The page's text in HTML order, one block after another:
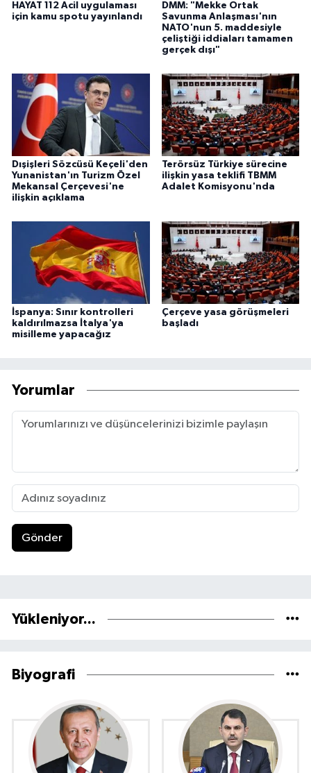
HAYAT 112 Acil uygulaması
için kamu spotu yayınlandı
DMM: "Mekke Ortak
Savunma Anlaşması'nın
NATO'nun 5. maddesiyle
çeliştiği iddiaları tamamen
gerçek dışı"
Dışişleri Sözcüsü Keçeli'den
Yunanistan'ın Turizm Özel
Mekansal Çerçevesi'ne
ilişkin açıklama
Terörsüz Türkiye sürecine
ilişkin yasa teklifi TBMM
Adalet Komisyonu'nda
İspanya: Sınır kontrolleri
kaldırılmazsa İtalya'ya
misilleme yapacağız
Çerçeve yasa görüşmeleri
başladı
Yorumlar
Gönder
Yükleniyor...
Biyografi